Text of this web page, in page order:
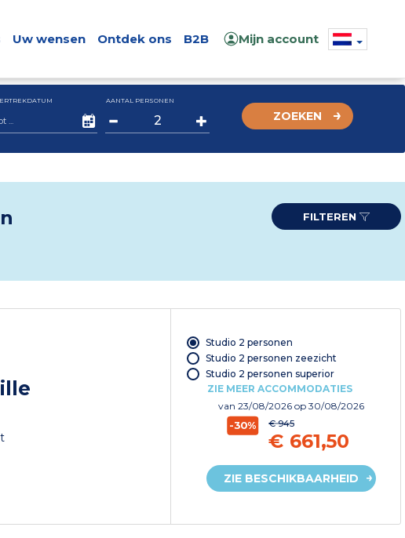
Uw wensen Ontdek ons B2B Mijn account
AANTAL PERSONEN
ZOEKEN
FILTEREN
Studio 2 personen
Studio 2 personen zeezicht
Studio 2 personen superior
ZIE MEER ACCOMMODATIES
van 23/08/2026 op 30/08/2026
-30% € 945
€ 661,50
ZIE BESCHIKBAARHEID